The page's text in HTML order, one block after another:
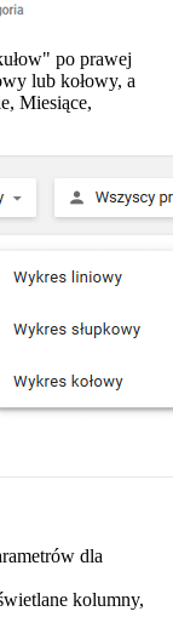
po prawej
lub kołowy, a
Miesiące,
dla
kolumny,